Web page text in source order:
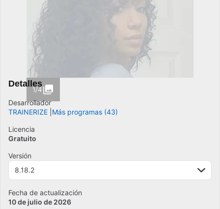
1/4
Detalles
Desarrollador
TRAINERIZE Más programas (43)
Licencia
Gratuito
Versión
8.18.2
Fecha de actualización
10 de julio de 2026